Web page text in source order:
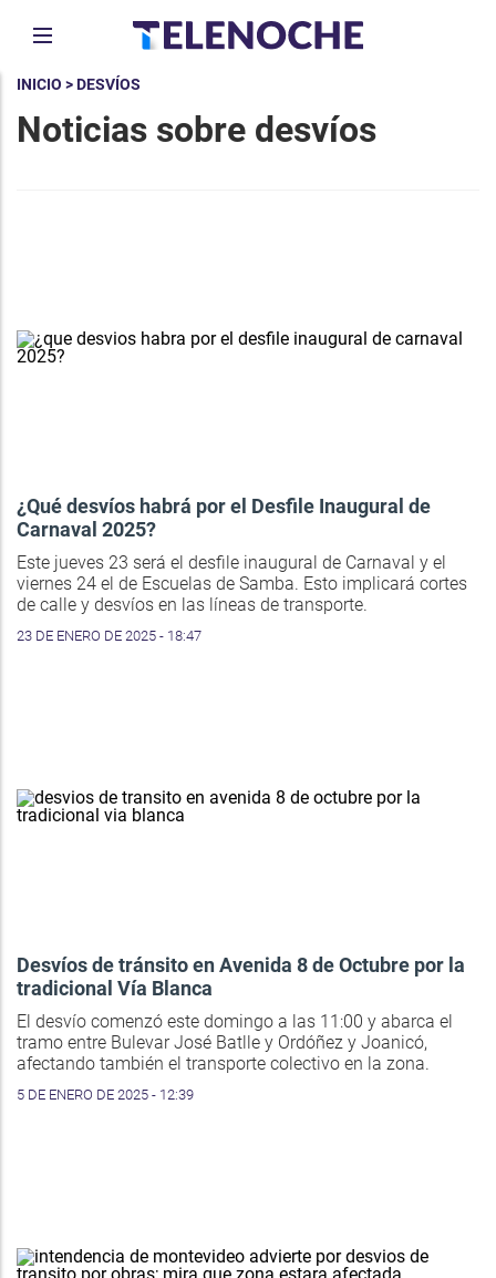
INICIO > DESVÍOS
Noticias sobre desvíos
¿Qué desvíos habrá por el Desfile Inaugural de
Carnaval 2025?
Este jueves 23 será el desfile inaugural de Carnaval y el
viernes 24 el de Escuelas de Samba. Esto implicará cortes
de calle y desvíos en las líneas de transporte.
23 DE ENERO DE 2025 - 18:47
Desvíos de tránsito en Avenida 8 de Octubre por la
tradicional Vía Blanca
El desvío comenzó este domingo a las 11:00 y abarca el
tramo entre Bulevar José Batlle y Ordóñez y Joanicó,
afectando también el transporte colectivo en la zona.
5 DE ENERO DE 2025 - 12:39